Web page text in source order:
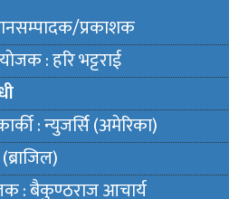
प्रकाशक
: हरि भट्टराई
: न्युजर्सि (अमेरिका)
: बैकुण्ठराज आचार्य